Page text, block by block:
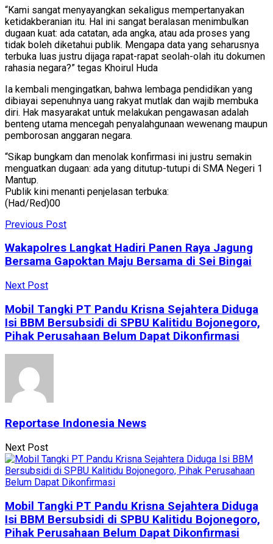
“Kami sangat menyayangkan sekaligus mempertanyakan
ketidakberanian itu. Hal ini sangat beralasan menimbulkan
dugaan kuat: ada catatan, ada angka, atau ada proses yang
tidak boleh diketahui publik. Mengapa data yang seharusnya
terbuka luas justru dijaga rapat-rapat seolah-olah itu dokumen
rahasia negara?” tegas Khoirul Huda
Ia kembali mengingatkan, bahwa lembaga pendidikan yang
dibiayai sepenuhnya uang rakyat mutlak dan wajib membuka
diri. Hak masyarakat untuk melakukan pengawasan adalah
benteng utama mencegah penyalahgunaan wewenang maupun
pemborosan anggaran negara.
“Sikap bungkam dan menolak konfirmasi ini justru semakin
menguatkan dugaan: ada yang ditutup-tutupi di SMA Negeri 1
Mantup.
Publik kini menanti penjelasan terbuka:
(Had/Red)00
Previous Post
Wakapolres Langkat Hadiri Panen Raya Jagung
Bersama Gapoktan Maju Bersama di Sei Bingai
Next Post
Mobil Tangki PT Pandu Krisna Sejahtera Diduga
Isi BBM Bersubsidi di SPBU Kalitidu Bojonegoro,
Pihak Perusahaan Belum Dapat Dikonfirmasi
Reportase Indonesia News
Next Post
Mobil Tangki PT Pandu Krisna Sejahtera Diduga
Isi BBM Bersubsidi di SPBU Kalitidu Bojonegoro,
Pihak Perusahaan Belum Dapat Dikonfirmasi